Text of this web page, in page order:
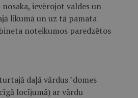
ievērojot valdes un
likumā un uz tā pamata
noteikumos paredzētos
daļā vārdus "domes
locījumā) ar vārdu